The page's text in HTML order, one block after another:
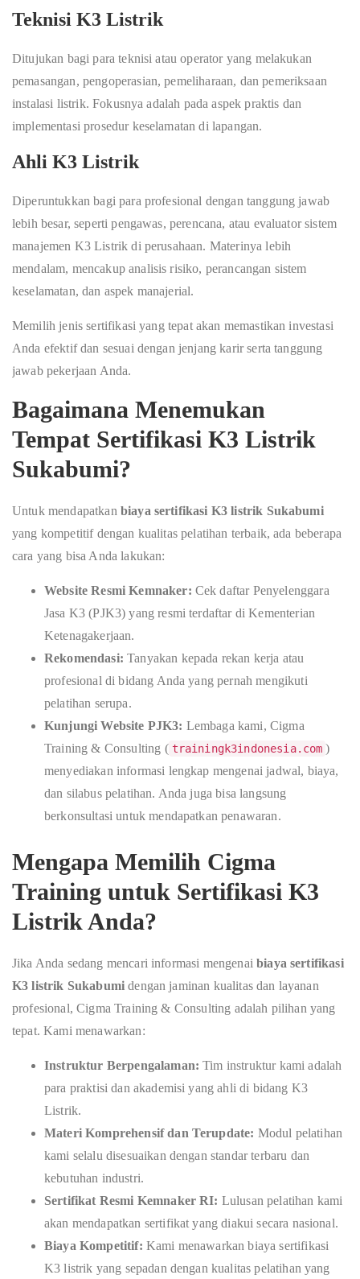
Teknisi K3 Listrik
Ditujukan bagi para teknisi atau operator yang melakukan
pemasangan, pengoperasian, pemeliharaan, dan pemeriksaan
instalasi listrik. Fokusnya adalah pada aspek praktis dan
implementasi prosedur keselamatan di lapangan.
Ahli K3 Listrik
Diperuntukkan bagi para profesional dengan tanggung jawab
lebih besar, seperti pengawas, perencana, atau evaluator sistem
manajemen K3 Listrik di perusahaan. Materinya lebih
mendalam, mencakup analisis risiko, perancangan sistem
keselamatan, dan aspek manajerial.
Memilih jenis sertifikasi yang tepat akan memastikan investasi
Anda efektif dan sesuai dengan jenjang karir serta tanggung
jawab pekerjaan Anda.
Bagaimana Menemukan
Tempat Sertifikasi K3 Listrik
Sukabumi?
Untuk mendapatkan biaya sertifikasi K3 listrik Sukabumi
yang kompetitif dengan kualitas pelatihan terbaik, ada beberapa
cara yang bisa Anda lakukan:
Website Resmi Kemnaker: Cek daftar Penyelenggara
Jasa K3 (PJK3) yang resmi terdaftar di Kementerian
Ketenagakerjaan.
Rekomendasi: Tanyakan kepada rekan kerja atau
profesional di bidang Anda yang pernah mengikuti
pelatihan serupa.
Kunjungi Website PJK3: Lembaga kami, Cigma
Training & Consulting ( trainingk3indonesia.com )
menyediakan informasi lengkap mengenai jadwal, biaya,
dan silabus pelatihan. Anda juga bisa langsung
berkonsultasi untuk mendapatkan penawaran.
Mengapa Memilih Cigma
Training untuk Sertifikasi K3
Listrik Anda?
Jika Anda sedang mencari informasi mengenaibiaya sertifikasi
K3 listrik Sukabumidengan jaminan kualitas dan layanan
profesional, Cigma Training & Consulting adalah pilihan yang
tepat. Kami menawarkan:
Instruktur Berpengalaman: Tim instruktur kami adalah
para praktisi dan akademisi yang ahli di bidang K3
Listrik.
Materi Komprehensif dan Terupdate: Modul pelatihan
kami selalu disesuaikan dengan standar terbaru dan
kebutuhan industri.
Sertifikat Resmi Kemnaker RI: Lulusan pelatihan kami
akan mendapatkan sertifikat yang diakui secara nasional.
Biaya Kompetitif: Kami menawarkan biaya sertifikasi
K3 listrik yang sepadan dengan kualitas pelatihan yang